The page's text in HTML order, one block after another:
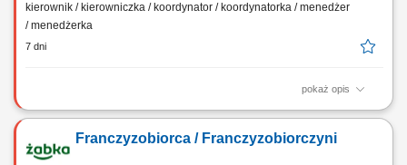
kierownik / kierowniczka / koordynator / koordynatorka / menedżer
/ menedżerka
7 dni
pokaż opis
Główne zadania: Prowadzenie własnej działalności gospodarczej w
obsługi. Monitorowanie stanów magazynowych i zamówień.
Dostosowywanie asortymentu sklepu do potrzeb lokalnego rynku.
Franczyzobiorca / Franczyzobiorczyni